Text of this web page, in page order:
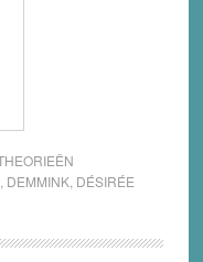
DEMMINK, DÉSIRÉE